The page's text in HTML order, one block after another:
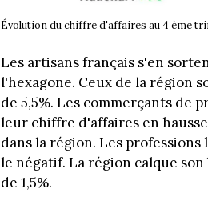
Évolution du chiffre d'affaires au 4 ème
Les artisans français s'en
l'hexagone. Ceux de la région
de 5,5%. Les commerçants de
leur chiffre d'affaires en
dans la région. Les
le négatif. La région calque
de 1,5%.